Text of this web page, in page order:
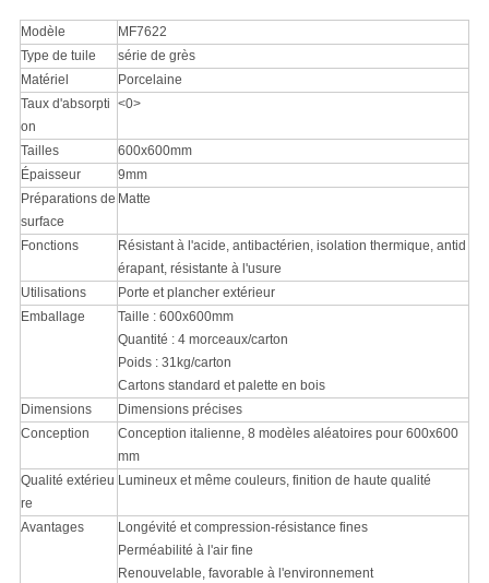
Modèle
MF7622
Type de tuile
série de grès
Matériel
Porcelaine
Taux d'absorpti
on
<0>
Tailles
600x600mm
Épaisseur
9mm
Préparations de
surface
Matte
Fonctions
Résistant à l'acide, antibactérien, isolation thermique, antid
érapant, résistante à l'usure
Utilisations
Porte et plancher extérieur
Emballage
Taille : 600x600mm
Quantité : 4 morceaux/carton
Poids : 31kg/carton
Cartons standard et palette en bois
Dimensions
Dimensions précises
Conception
Conception italienne, 8 modèles aléatoires pour 600x600
mm
Qualité extérieu
re
Lumineux et même couleurs, finition de haute qualité
Avantages
Longévité et compression-résistance fines
Perméabilité à l'air fine
Renouvelable, favorable à l'environnement